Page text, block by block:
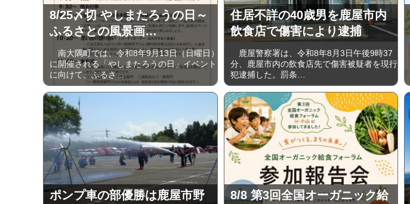
8/25〆切 やしまたろうの日～
ふるさとの風景画…
南大隅町では、令和8年9月13日（日曜日）
に開催される「やしまたろうの日」イベント
に向けて、ふるさ…
住居不詳の40歳男を鹿屋市内
飲食店で傷害により逮捕
鹿屋警察署は、令和8年8月3日午後9時37
分、鹿屋市内の飲食店先で傷害被疑者を現行
犯逮捕した。罰条…
ポンプ車の部優勝は鹿屋市野
8/8 第3回全国オーガニック給